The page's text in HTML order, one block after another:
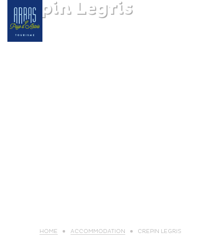
Crepin Legris
HOME ACCOMMODATION CREPIN LEGRIS